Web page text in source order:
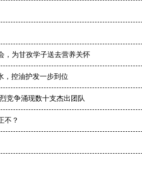
，为甘孜学子送去营养关怀
，控油护发一步到位
竞争涌现数十支杰出团队
不？